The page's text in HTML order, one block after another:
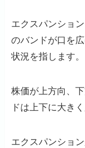
エクスパンショ
のバンドが口を
状況を指します。
株価が上方向、
ドは上下に大き
エクスパンショ